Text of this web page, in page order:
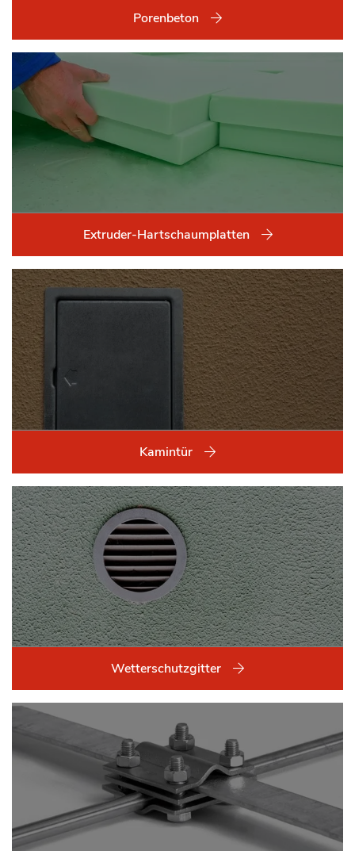
Porenbeton
Extruder-Hartschaumplatten
Kamintür
Wetterschutzgitter